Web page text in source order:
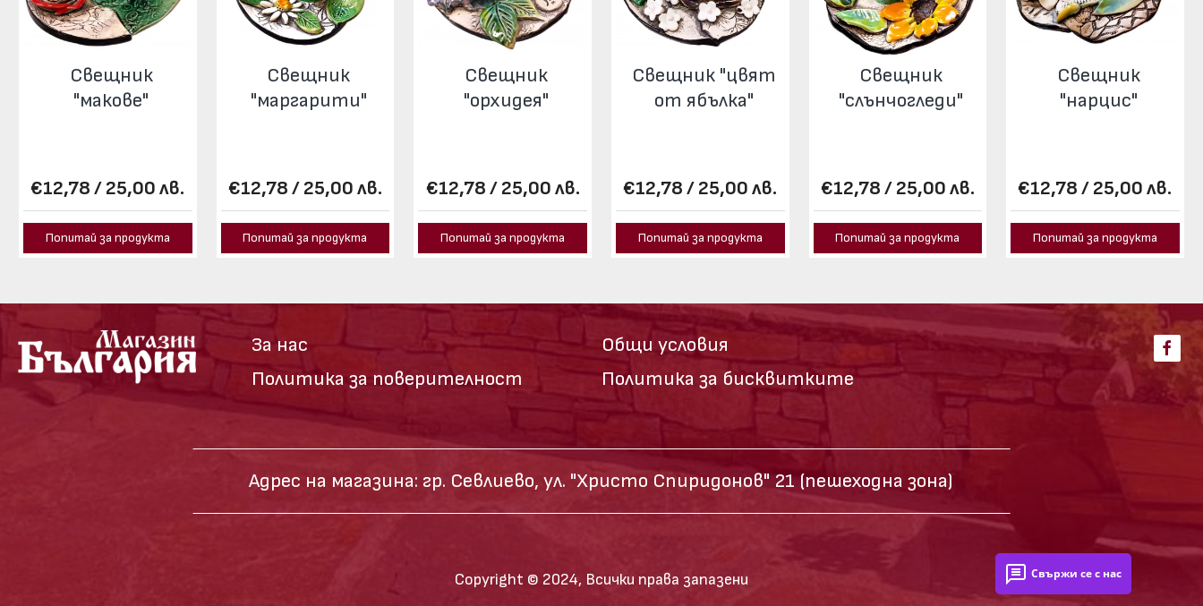
Свещник
"макове"
€12,78 / 25,00 лв.
Попитай за продукта
Свещник
"маргарити"
€12,78 / 25,00 лв.
Попитай за продукта
Свещник
"орхидея"
€12,78 / 25,00 лв.
Попитай за продукта
Свещник "цвят
от ябълка"
€12,78 / 25,00 лв.
Попитай за продукта
Свещник
"слънчогледи"
€12,78 / 25,00 лв.
Попитай за продукта
Свещник
"нарцис"
€12,78 / 25,00 лв.
Попитай за продукта
За нас
Политика за поверителност
Общи условия
Политика за бисквитките
Адрес на магазина: гр. Севлиево, ул. "Христо Спиридонов" 21 (пешеходна зона)
Copyright © 2024, Всички права запазени Свържи се с нас